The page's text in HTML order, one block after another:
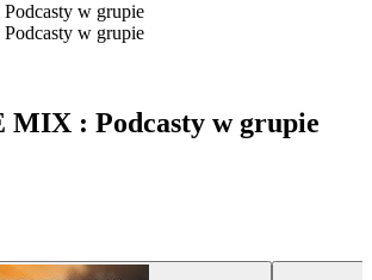
w grupie
w grupie
MIX : Podcasty w grupie